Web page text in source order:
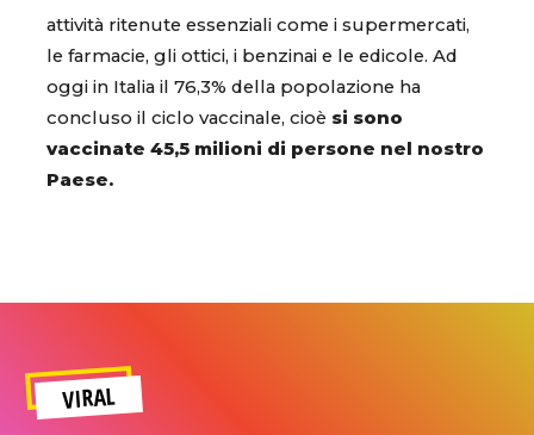
attività ritenute essenziali come i supermercati,
le farmacie, gli ottici, i benzinai e le edicole. Ad
oggi in Italia il 76,3% della popolazione ha
concluso il ciclo vaccinale, cioè si sono
vaccinate 45,5 milioni di persone nel nostro
Paese.
VIRAL